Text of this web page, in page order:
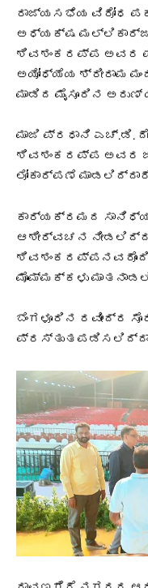
ರಾಜ್ಯಸಭೆಯ ವಿರೋಧ
ಅಧ್ಯಕ್ಷ
ಶಿವಶಂಕರಪ್ಪ ಅವರ
ಅಯೋಧ್ಯೆಯ ಶ್ರೀರಾಮ
ಮಾಡಿದ ಮೈಸೂರಿನ
ಮಾಜಿ ಪ್ರಧಾನಿ ಎಚ್‌.ಡಿ.
ಶಿವಶಂಕರಪ್ಪ ಅವರ
ಲೋಕಾರ್ಪಣೆ
ಕಾರ್ಯಕ್ರಮದ
ಆಶೀರ್ವಚನ
ಮೊಮ್ಮಕ್ಕಳು
ಬೆಂಗಳೂರಿನ ರವೀಂದ್ರ